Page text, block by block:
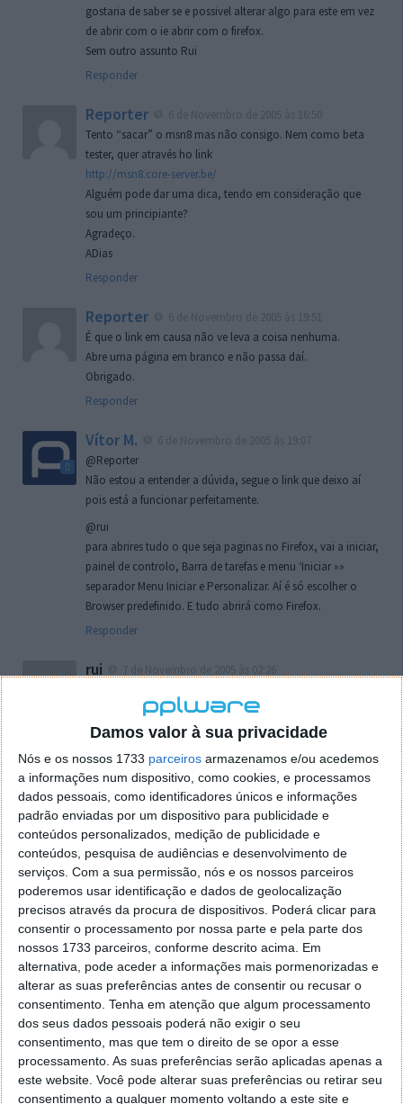
Damos valor à sua privacidade
Nós e os nossos 1733 parceiros armazenamos e/ou acedemos
a informações num dispositivo, como cookies, e processamos
dados pessoais, como identificadores únicos e informações
padrão enviadas por um dispositivo para publicidade e
conteúdos personalizados, medição de publicidade e
conteúdos, pesquisa de audiências e desenvolvimento de
serviços. Com a sua permissão, nós e os nossos parceiros
poderemos usar identificação e dados de geolocalização
precisos através da procura de dispositivos. Poderá clicar para
consentir o processamento por nossa parte e pela parte dos
nossos 1733 parceiros, conforme descrito acima. Em
alternativa, pode aceder a informações mais pormenorizadas e
alterar as suas preferências antes de consentir ou recusar o
consentimento. Tenha em atenção que algum processamento
dos seus dados pessoais poderá não exigir o seu
consentimento, mas que tem o direito de se opor a esse
processamento. As suas preferências serão aplicadas apenas a
este website. Você pode alterar suas preferências ou retirar seu
consentimento a qualquer momento voltando a este site e
gostaria de saber se e possivel alterar algo para este em vez
de abrir com o ie abrir com o firefox.
Sem outro assunto Rui
Responder
Reporter
Tento “sacar” o msn8 mas não consigo. Nem como beta
tester, quer através ho link
http://msn8.core-server.be/
Alguém pode dar uma dica, tendo em consideração que
sou um principiante?
Agradeço.
ADias
Responder
Reporter
É que o link em causa não ve leva a coisa nenhuma.
Abre uma página em branco e não passa daí.
Obrigado.
Responder
Vítor M.
@Reporter
Não estou a entender a dúvida, segue o link que deixo aí
pois está a funcionar perfeitamente.
@rui
para abrires tudo o que seja paginas no Firefox, vai a iniciar,
painel de controlo, Barra de tarefas e menu ‘Iniciar »»
separador Menu Iniciar e Personalizar. Aí é só escolher o
Browser predefinido. E tudo abrirá como Firefox.
Responder
rui
localizaçao referida n se encontra la nada k me permita por
o firefox como browser predefenido
Ja percorri o painel
tentei apagar o explorer na tentativa de forçar o uso do
firefox mas em vao. Kaso te lembres de outra dica fico
agradecido, caso contrario obrigado a mesma
Responder
Vítor M.
7 de Novembro de 2005 às 01:39
@Reporter
Desculpa mas o link funciona. Seja como for segue por mail
o MSn Messenger 8.
Responder
Vítor M.
@Rui
Tens de encontrar o que te falei. Faz da seguinte maneira,
janela iniciar e no topo dessa janela com o botão direito do
rato faz propriedades. Depois no separador Menu ‘Iniciar’
clica no botão ‘Personalizar’ aí encontrarás no separador